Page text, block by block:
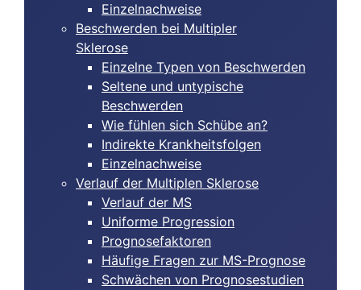
Einzelnachweise
Beschwerden bei Multipler
Sklerose
Einzelne Typen von Beschwerden
Seltene und untypische
Beschwerden
Wie fühlen sich Schübe an?
Indirekte Krankheitsfolgen
Einzelnachweise
Verlauf der Multiplen Sklerose
Verlauf der MS
Uniforme Progression
Prognosefaktoren
Häufige Fragen zur MS-Prognose
Schwächen von Prognosestudien